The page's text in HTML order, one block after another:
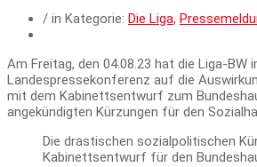
/ in Kategorie: Die Liga,
Am Freitag, den 04.08.23 hat die Liga-BW
Landespressekonferenz auf die
mit dem Kabinettsentwurf zum
angekündigten Kürzungen für den
Die drastischen sozialpolitischen
Kabinettsentwurf für den